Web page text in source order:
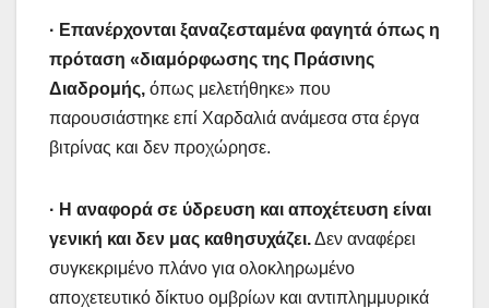
· Επανέρχονται ξαναζεσταμένα φαγητά όπως η
πρόταση «διαμόρφωσης της Πράσινης
Διαδρομής, όπως μελετήθηκε» που
παρουσιάστηκε επί Χαρδαλιά ανάμεσα στα έργα
βιτρίνας και δεν προχώρησε.
· Η αναφορά σε ύδρευση και αποχέτευση είναι
γενική και δεν μας καθησυχάζει.Δεν αναφέρει
συγκεκριμένο πλάνο για ολοκληρωμένο
αποχετευτικό δίκτυο ομβρίων και αντιπλημμυρικά